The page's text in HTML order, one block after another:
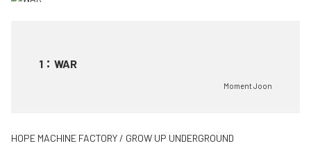
1 ： WAR
Moment Joon
HOPE MACHINE FACTORY / GROW UP UNDERGROUND